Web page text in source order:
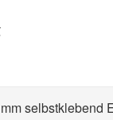
selbstklebend